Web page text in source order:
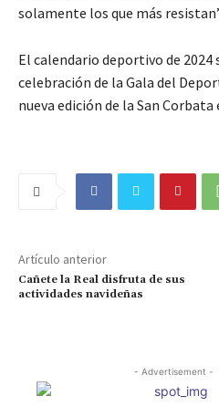
solamente los que más
El calendario deportivo de
celebración de la Gala del
nueva edición de la San Corbata
Artículo anterior
Cañete la Real disfruta de sus
actividades navideñas
- Advertisement -